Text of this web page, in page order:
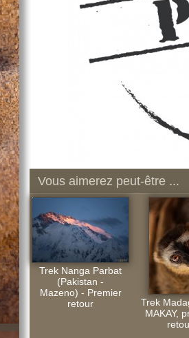
Vous aimerez peut-être ...
Trek Nanga Parbat
(Pakistan -
Mazeno) - Premier
retour
Trek
MAKAY,